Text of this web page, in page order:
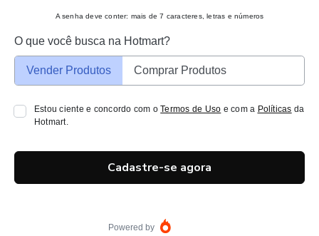
A senha deve conter: mais de 7 caracteres, letras e números
O que você busca na Hotmart?
Vender Produtos Comprar Produtos
Estou ciente e concordo com oTermos de Uso e com a Políticas da
Hotmart.
Cadastre-se agora
Powered by